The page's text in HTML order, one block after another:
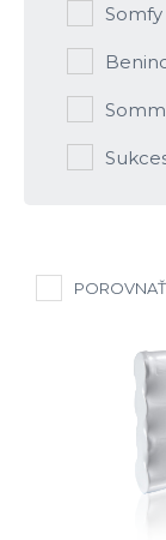
Somfy
POROVNAŤ